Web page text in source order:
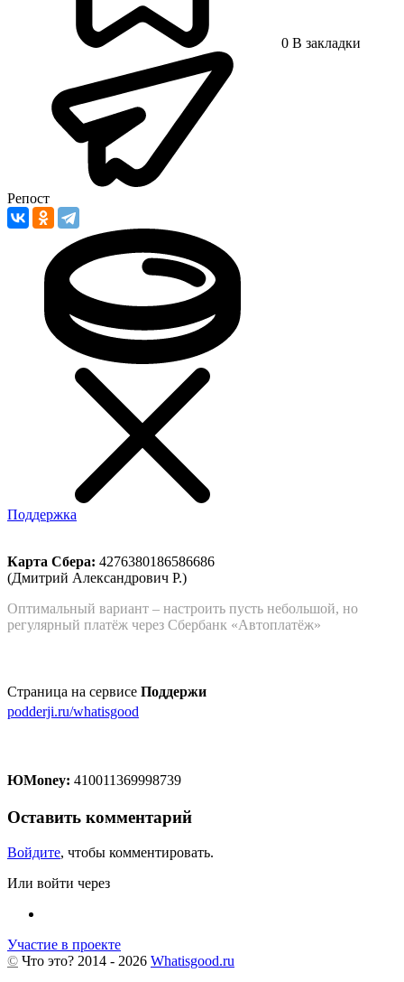
0 В закладки
Репост
Поддержка
Карта Сбера: 4276380186586686
(Дмитрий Александрович Р.)
Оптимальный вариант – настроить пусть небольшой, но
регулярный платёж через Сбербанк «Автоплатёж»
Страница на сервисе Поддержи
podderji.ru/whatisgood
ЮMoney: 410011369998739
Оставить комментарий
Войдите, чтобы комментировать.
Или войти через
Участие в проекте
© Что это? 2014 - 2026 Whatisgood.ru